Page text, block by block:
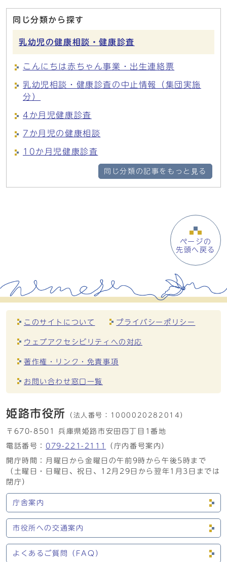
同じ分類から探す
乳幼児の健康相談・健康診査
こんにちは赤ちゃん事業・出生連絡票
乳幼児相談・健康診査の中止情報（集団実施
分）
4か月児健康診査
7か月児の健康相談
10か月児健康診査
同じ分類の記事をもっと見る
ページの
先頭へ戻る
このサイトについて プライバシーポリシー
ウェブアクセシビリティへの対応
著作権・リンク・免責事項
お問い合わせ窓口一覧
姫路市役所 （法人番号： 1000020282014）
〒670-8501 兵庫県姫路市安田四丁目1番地
電話番号： 079-221-2111
（庁内番号案内）
開庁時間：月曜日から金曜日の午前9時から午後5時まで
（土曜日・日曜日、祝日、12月29日から翌年1月3日までは
閉庁）
庁舎案内
市役所への交通案内
よくあるご質問（FAQ）